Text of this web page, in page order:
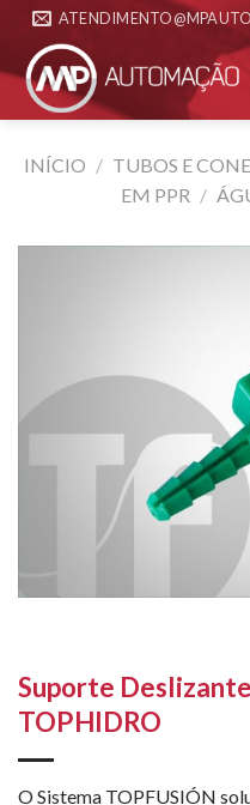
Skip
content
INÍCIO / TUBOS E
EM PPR /
Suporte
TOPHIDRO
O Sistema TOPFUSIÓN